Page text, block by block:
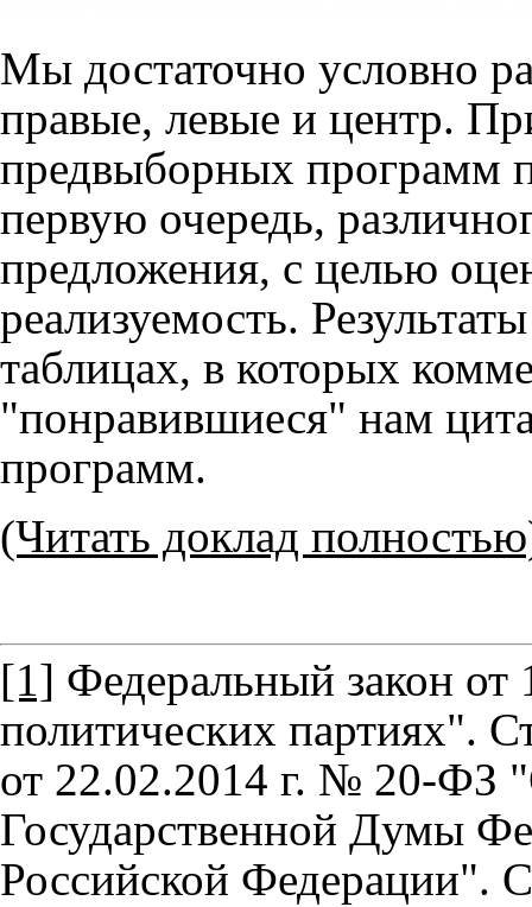
Мы достаточно условно
правые, левые и центр.
предвыборных программ
первую очередь,
предложения, с целью
реализуемость.
таблицах, в которых
"понравившиеся" нам
программ.
(Читать доклад
[1] Федеральный закон
политических партиях".
от 22.02.2014 г. № 20-ФЗ
Государственной Думы
Российской Федерации".